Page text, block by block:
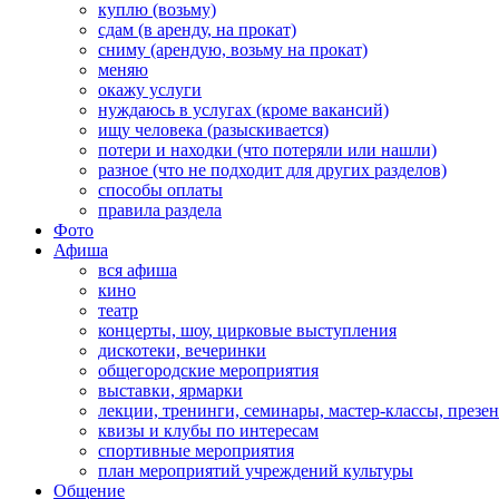
куплю (возьму)
сдам (в аренду, на прокат)
сниму (арендую, возьму на прокат)
меняю
окажу услуги
нуждаюсь в услугах (кроме вакансий)
ищу человека (разыскивается)
потери и находки (что потеряли или нашли)
разное (что не подходит для других разделов)
способы оплаты
правила раздела
Фото
Афиша
вся афиша
кино
театр
концерты, шоу, цирковые выступления
дискотеки, вечеринки
общегородские мероприятия
выставки, ярмарки
лекции, тренинги, семинары, мастер-классы,
квизы и клубы по интересам
спортивные мероприятия
план мероприятий учреждений культуры
Общение